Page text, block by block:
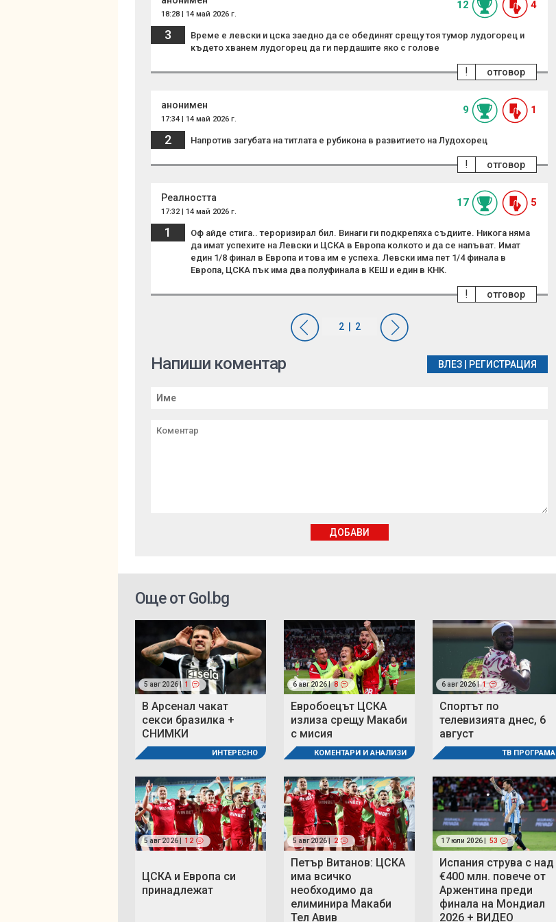
18:28 | 14 май 2026 г.
12 4
3
Време е левски и цска заедно да се обединят срещу тоя тумор лудогорец и
където хванем лудогорец да ги пердашите яко с голове
отговор
!
анонимен
17:34 | 14 май 2026 г.
9 1
2 Напротив загубата на титлата е рубикона в развитието на Лудохорец
отговор
!
Реалността
17:32 | 14 май 2026 г.
17 5
1
Оф айде стига.. тероризирал бил. Винаги ги подкрепяха съдиите. Никога няма
да имат успехите на Левски и ЦСКА в Европа колкото и да се напъват. Имат
един 1/8 финал в Европа и това им е успеха. Левски има пет 1/4 финала в
Европа, ЦСКА пък има два полуфинала в КЕШ и един в КНК.
отговор
!
Напиши коментар ВЛЕЗ РЕГИСТРАЦИЯ
ДОБАВИ
Още от Gol.bg
5 авг 2026 | 1
В Арсенал чакат
секси бразилка +
СНИМКИ
ИНТЕРЕСНО
6 авг 2026 | 8
Евробоецът ЦСКА
излиза срещу Макаби
с мисия
КОМЕНТАРИ И АНАЛИЗИ
6 авг 2026 | 1
Спортът по
телевизията днес, 6
август
ТВ ПРОГРАМА
5 авг 2026 | 12
ЦСКА и Европа си
принадлежат
5 авг 2026 | 2
Петър Витанов: ЦСКА
има всичко
необходимо да
елиминира Макаби
Тел Авив
17 юли 2026 | 53
Испания струва с над
€400 млн. повече от
Аржентина преди
финала на Мондиал
2026 + ВИДЕО